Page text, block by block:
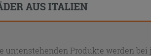
und
Suchprotokoll
untenstehenden Produkte werden